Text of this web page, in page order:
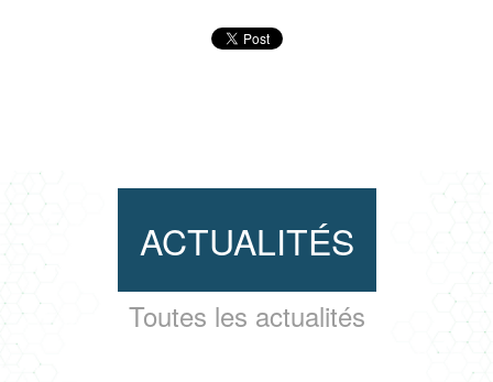
ACTUALITÉS
Toutes les actualités